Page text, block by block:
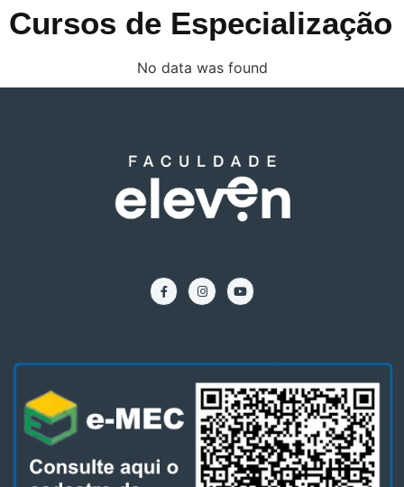
Cursos de Especialização
No data was found